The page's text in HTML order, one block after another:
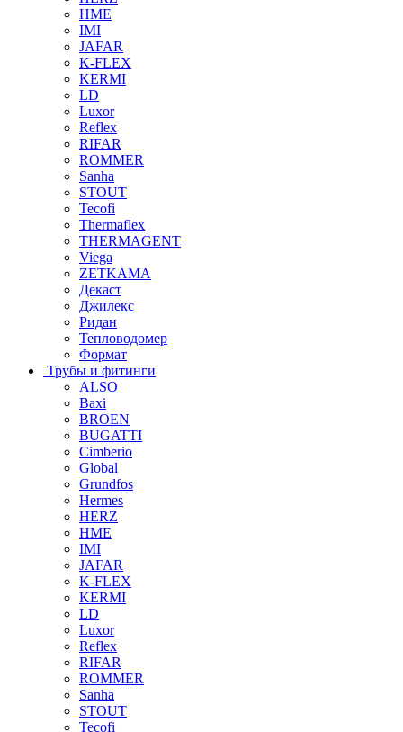
HME
IMI
JAFAR
K-FLEX
KERMI
LD
Luxor
Reflex
RIFAR
ROMMER
Sanha
STOUT
Tecofi
Thermaflex
THERMAGENT
Viega
ZETKAMA
Декаст
Джилекс
Ридан
Тепловодомер
Формат
Трубы и фитинги
ALSO
Baxi
BROEN
BUGATTI
Cimberio
Global
Grundfos
Hermes
HERZ
HME
IMI
JAFAR
K-FLEX
KERMI
LD
Luxor
Reflex
RIFAR
ROMMER
Sanha
STOUT
Tecofi